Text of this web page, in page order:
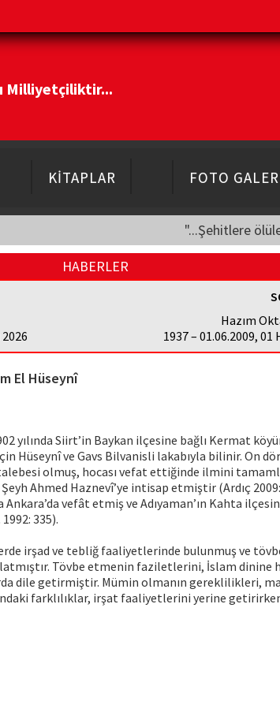
Milliyetçiliktir...
KİTAPLAR FOTO
"...Şehitlere
HABERLER
Hazım
1937 – 01.06.2009, 01
El Hüseynî
yılında Siirt’in Baykan ilçesine bağlı Kermat
Hüseynî ve Gavs Bilvanisli lakabıyla bilinir. On
olmuş, hocası vefat ettiğinde ilmini
Ahmed Haznevî’ye intisap etmiştir (Ardıç
Ankara’da vefât etmiş ve Adıyaman’ın Kahta
335).
irşad ve tebliğ faaliyetlerinde bulunmuş ve
Tövbe etmenin faziletlerini, İslam
dile getirmiştir. Mümin olmanın gereklilikleri,
farklılıklar, irşat faaliyetlerini yerine